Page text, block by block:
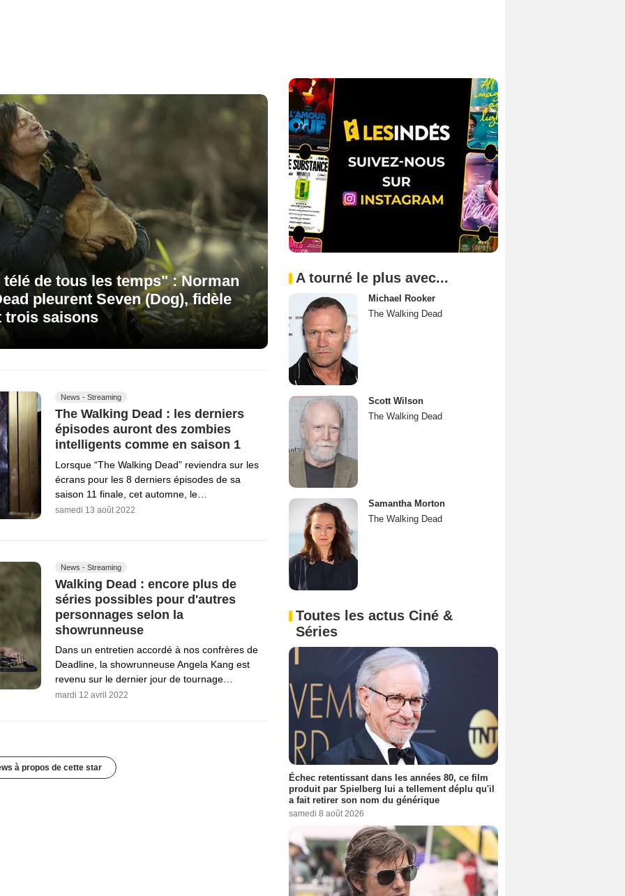
de tous les temps" : Norman
pleurent Seven (Dog), fidèle
trois saisons
News - Streaming
The Walking Dead : les derniers
épisodes auront des zombies
intelligents comme en saison 1
Lorsque “The Walking Dead” reviendra sur les
écrans pour les 8 derniers épisodes de sa
saison 11 finale, cet automne, le…
samedi 13 août 2022
News - Streaming
Walking Dead : encore plus de
séries possibles pour d'autres
personnages selon la
showrunneuse
Dans un entretien accordé à nos confrères de
Deadline, la showrunneuse Angela Kang est
revenu sur le dernier jour de tournage…
mardi 12 avril 2022
à propos de cette star
A tourné le plus avec...
Michael Rooker
The Walking Dead
Scott Wilson
The Walking Dead
Samantha Morton
The Walking Dead
Toutes les actus Ciné &
Séries
Échec retentissant dans les années 80, ce film
produit par Spielberg lui a tellement déplu qu'il
a fait retirer son nom du générique
samedi 8 août 2026